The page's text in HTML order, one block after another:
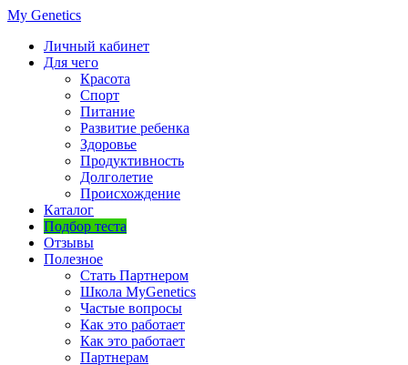
My Genetics
Личный кабинет
Для чего
Красота
Спорт
Питание
Развитие ребенка
Здоровье
Продуктивность
Долголетие
Происхождение
Каталог
Подбор теста
Отзывы
Полезное
Стать Партнером
Школа MyGenetics
Частые вопросы
Как это работает
Как это работает
Партнерам